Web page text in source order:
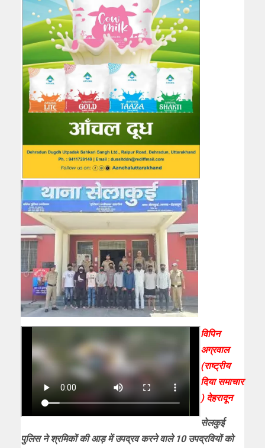
विपिन
अग्रवाल
(राष्ट्रीय
दिया समाचार
) देहरादून
सेलकुई
पुलिस ने श्रमिकों की आड़ में उपद्रव करने वाले 10 उपद्रवियों को